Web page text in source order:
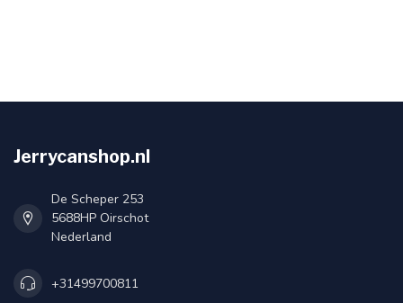
Jerrycanshop.nl
De Scheper 253
5688HP Oirschot
Nederland
+31499700811